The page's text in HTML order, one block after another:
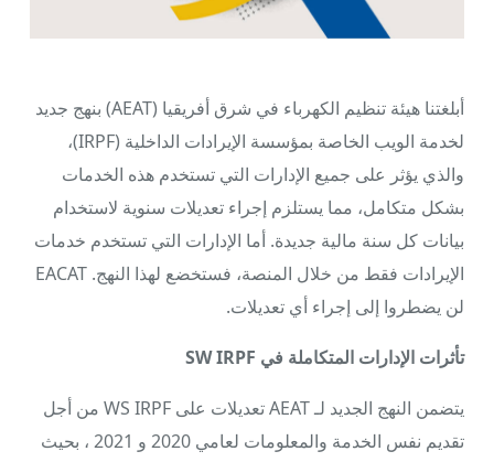
أبلغتنا هيئة تنظيم الكهرباء في شرق أفريقيا (AEAT) بنهج جديد
لخدمة الويب الخاصة بمؤسسة الإيرادات الداخلية (IRPF)،
والذي يؤثر على جميع الإدارات التي تستخدم هذه الخدمات
بشكل متكامل، مما يستلزم إجراء تعديلات سنوية لاستخدام
بيانات كل سنة مالية جديدة. أما الإدارات التي تستخدم خدمات
الإيرادات فقط من خلال المنصة، فستخضع لهذا النهج. EACAT
لن يضطروا إلى إجراء أي تعديلات.
تأثرات الإدارات المتكاملة في SW IRPF
يتضمن النهج الجديد لـ AEAT تعديلات على WS IRPF من أجل
تقديم نفس الخدمة والمعلومات لعامي 2020 و 2021 ، بحيث